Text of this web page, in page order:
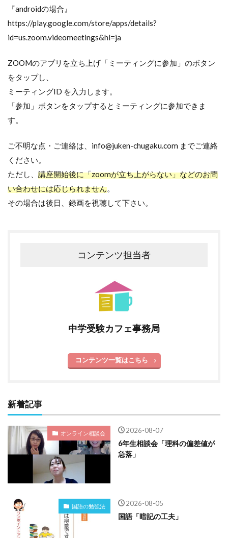
『androidの場合』
https://play.google.com/store/apps/details?
id=us.zoom.videomeetings&hl=ja
ZOOMのアプリを立ち上げ「ミーティングに参加」のボタン
をタップし、
ミーティングID を入力します。
「参加」ボタンをタップするとミーティングに参加できま
す。
ご不明な点・ご連絡は、info@juken-chugaku.com までご連絡
ください。
ただし、 講座開始後に「zoomが立ち上がらない」などのお問
い合わせには応じられません。
その場合は後日、録画を視聴して下さい。
コンテンツ担当者
中学受験カフェ事務局
コンテンツ一覧はこちら
新着記事
オンライン相談会 2026-08-07
6年生相談会「理科の偏差値が
急落」
国語の勉強法 2026-08-05
国語「暗記の工夫」